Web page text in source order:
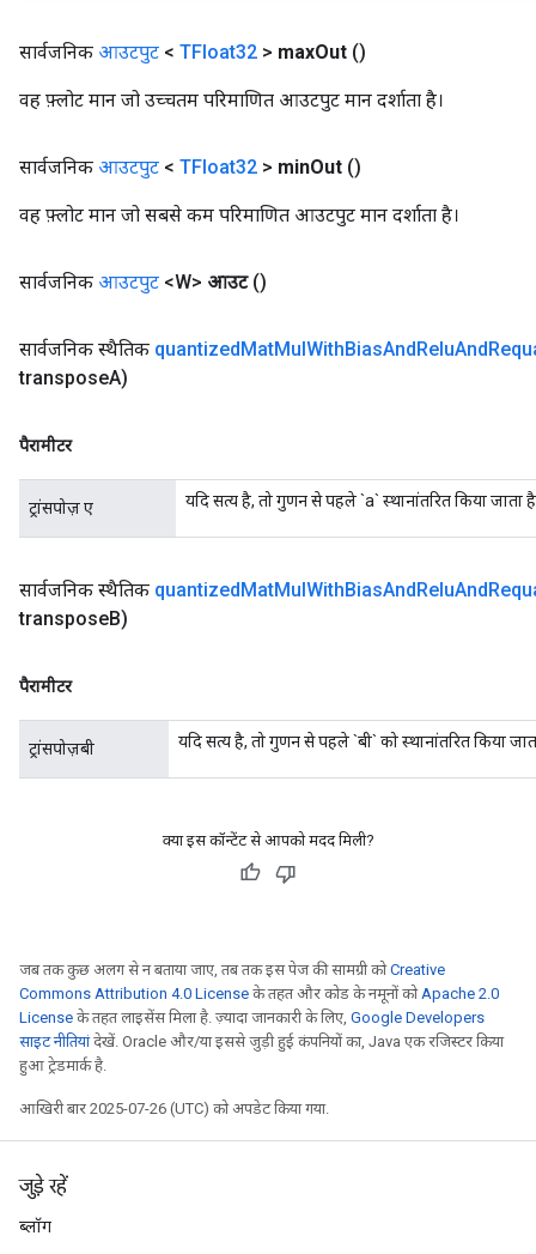
सार्वजनिक आउटपुट < TFloat32 > maxOut ()
वह फ़्लोट मान जो उच्चतम परिमाणित आउटपुट मान दर्शाता है।
सार्वजनिक आउटपुट < TFloat32 > minOut ()
वह फ़्लोट मान जो सबसे कम परिमाणित आउटपुट मान दर्शाता है।
सार्वजनिक आउटपुट <W> आउट ()
सार्वजनिक स्थैतिक quantizedMatMulWithBiasAndReluAnd
transposeA)
पैरामीटर
ट्रांसपोज़ ए यदि सत्य है, तो गुणन से पहले `a` स्थानांतरित किया जाता
सार्वजनिक स्थैतिक quantizedMatMulWithBiasAndReluAnd
transposeB)
पैरामीटर
ट्रांसपोज़बी यदि सत्य है, तो गुणन से पहले `बी` को स्थानांतरित किया
क्या इस कॉन्टेंट से आपको मदद मिली?
जब तक कुछ अलग से न बताया जाए, तब तक इस पेज की सामग्री कोCreative
Commons Attribution 4.0 License के तहत और कोड के नमूनों कोApache 2.0
License के तहत लाइसेंस मिला है. ज़्यादा जानकारी के लिए, Google Developers
साइट नीतियांदेखें. Oracle और/या इससे जुड़ी हुई कंपनियों का, Java एक रजिस्टर किया
हुआ ट्रेडमार्क है.
आखिरी बार 2025-07-26 (UTC) को अपडेट किया गया.
जुड़े रहें
ब्लॉग